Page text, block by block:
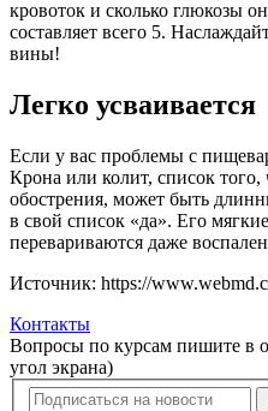
кровоток и сколько глюкозы
составляет всего 5.
вины!
Легко усваивается
Если у вас проблемы с
Крона или колит, список того,
обострения, может быть
в свой список «да». Его
перевариваются даже
Источник: https://
Контакты
Вопросы по курсам пишите в
угол экрана)